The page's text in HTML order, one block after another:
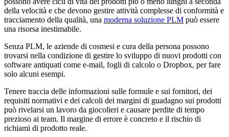
della velocità e che devono gestire attività complesse di conformità e
tracciamento della qualità, una moderna soluzione PLM può essere
una risorsa inestimabile.
Senza PLM, le aziende di cosmesi e cura della persona possono
trovarsi nella condizione di gestire lo sviluppo di nuovi prodotti con
software antiquati come e-mail, fogli di calcolo o Dropbox, per fare
solo alcuni esempi.
Tenere traccia delle informazioni sulle formule e sui fornitori, dei
requisiti normativi e dei calcoli dei margini di guadagno sui prodotti
può rivelarsi un lavoro da giocolieri e causare perdite di tempo
prezioso ai team. Il margine di errore è concreto e il rischio di
richiami di prodotto reale.